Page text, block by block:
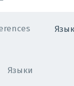
Язык
Языки